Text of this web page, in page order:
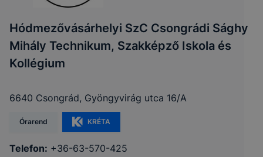
Hódmezővásárhelyi SzC Csongrádi Sághy
Mihály Technikum, Szakképző Iskola és
Kollégium
6640 Csongrád, Gyöngyvirág utca 16/A
Órarend KRÉTA
Telefon: +36-63-570-425